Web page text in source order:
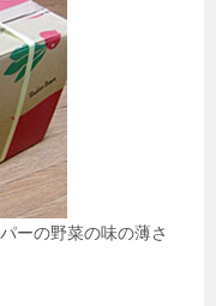
ーの野菜の味の薄さ